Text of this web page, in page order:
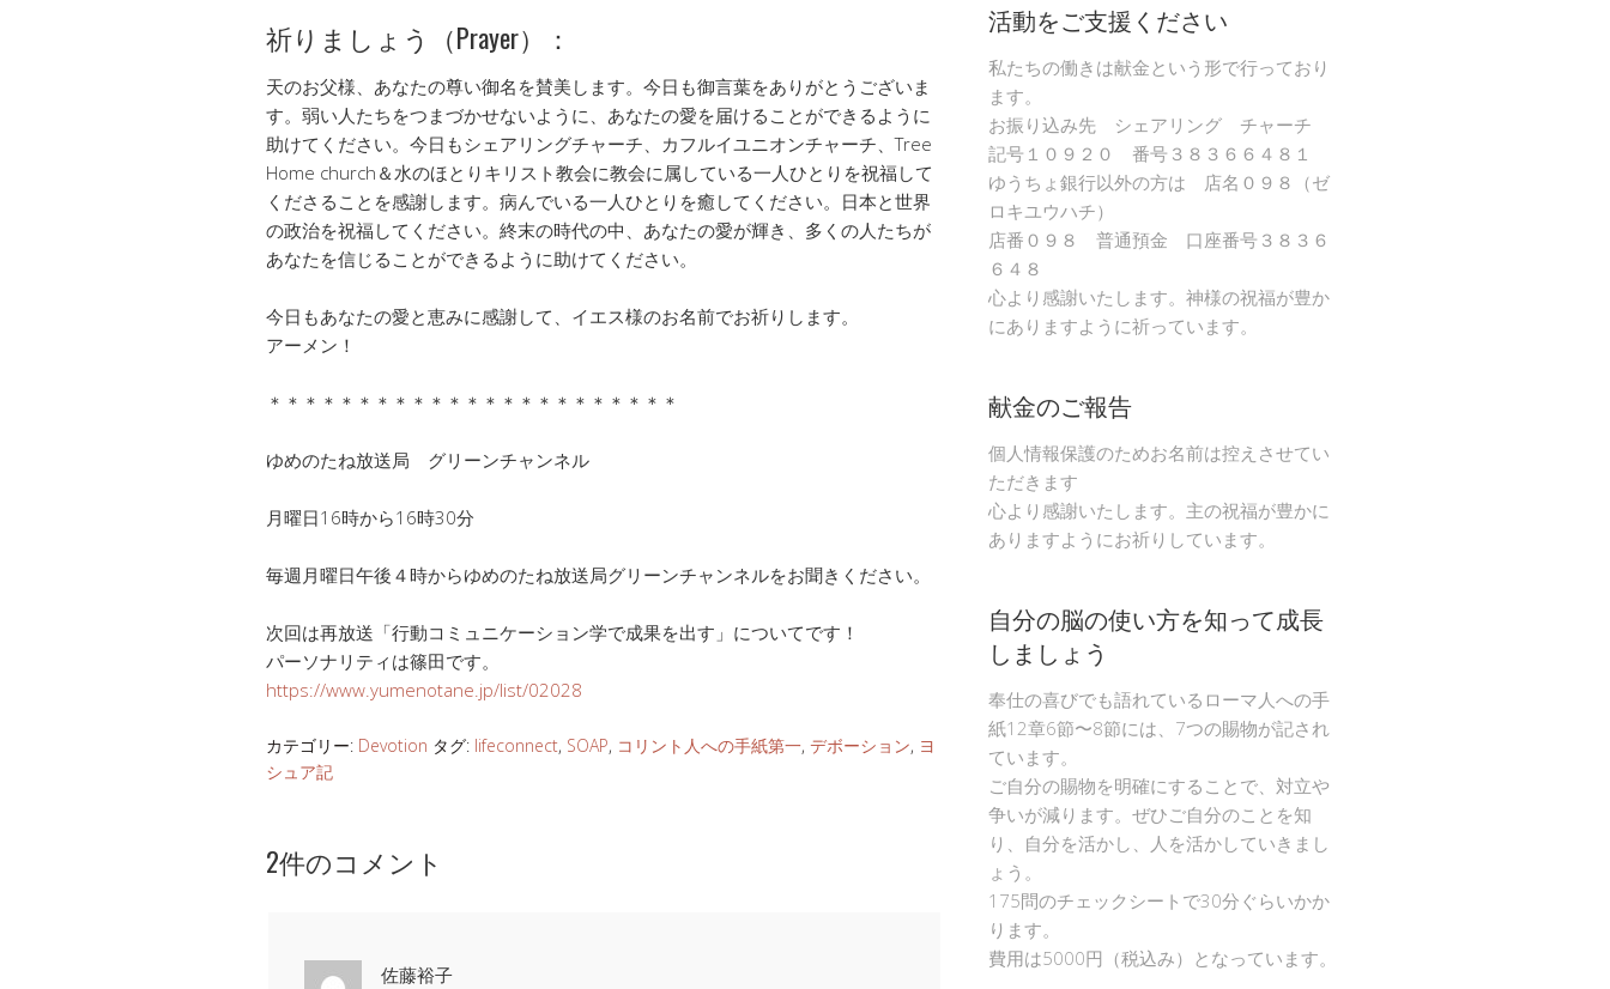
祈りましょう（Prayer）：
天のお父様、あなたの尊い御名を賛美します。今日も御言葉をありがとうございま
す。弱い人たちをつまづかせないように、あなたの愛を届けることができるように
助けてください。今日もシェアリングチャーチ、カフルイユニオンチャーチ、Tree
Home church＆水のほとりキリスト教会に教会に属している一人ひとりを祝福して
くださることを感謝します。病んでいる一人ひとりを癒してください。日本と世界
の政治を祝福してください。終末の時代の中、あなたの愛が輝き、多くの人たちが
あなたを信じることができるように助けてください。
今日もあなたの愛と恵みに感謝して、イエス様のお名前でお祈りします。
アーメン！
＊＊＊＊＊＊＊＊＊＊＊＊＊＊＊＊＊＊＊＊＊＊＊
ゆめのたね放送局 グリーンチャンネル
月曜日16時から16時30分
毎週月曜日午後４時からゆめのたね放送局グリーンチャンネルをお聞きください。
次回は再放送「行動コミュニケーション学で成果を出す」についてです！
パーソナリティは篠田です。
https://www.yumenotane.jp/list/02028
カテゴリー: Devotion タグ: lifeconnect, SOAP, コリント人への手紙第一, デボーション, ヨ
シュア記
2件のコメント
佐藤裕子
活動をご支援ください
私たちの働きは献金という形で行っており
ます。
お振り込み先 シェアリング チャーチ
記号１０９２０ 番号３８３６６４８１
ゆうちょ銀行以外の方は 店名０９８（ゼ
ロキユウハチ）
店番０９８ 普通預金 口座番号３８３６
６４８
心より感謝いたします。神様の祝福が豊か
にありますように祈っています。
献金のご報告
個人情報保護のためお名前は控えさせてい
ただきます
心より感謝いたします。主の祝福が豊かに
ありますようにお祈りしています。
自分の脳の使い方を知って成長
しましょう
奉仕の喜びでも語れているローマ人への手
紙12章6節〜8節には、7つの賜物が記され
ています。
ご自分の賜物を明確にすることで、対立や
争いが減ります。ぜひご自分のことを知
り、自分を活かし、人を活かしていきまし
ょう。
175問のチェックシートで30分ぐらいかか
ります。
費用は5000円（税込み）となっています。